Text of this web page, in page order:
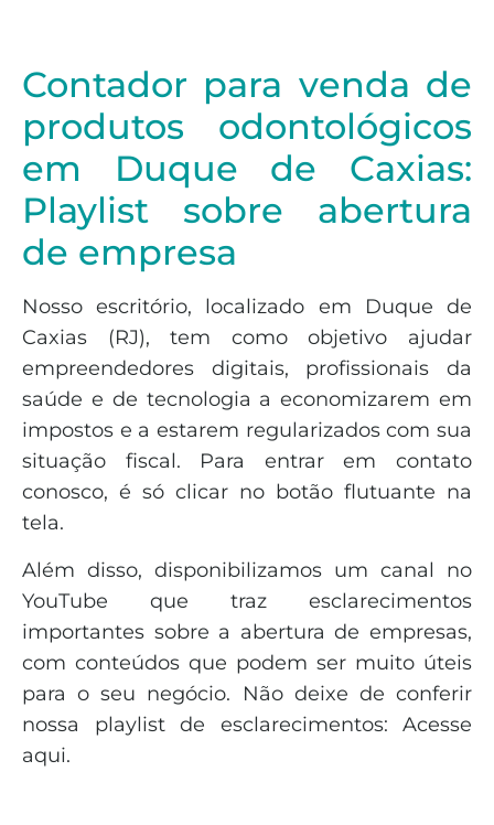
Contador para venda de
produtos odontológicos
em Duque de Caxias:
Playlist sobre abertura
de empresa
Nosso escritório, localizado em Duque de
Caxias (RJ), tem como objetivo ajudar
empreendedores digitais, profissionais da
saúde e de tecnologia a economizarem em
impostos e a estarem regularizados com sua
situação fiscal. Para entrar em contato
conosco, é só clicar no botão flutuante na
tela.
Além disso, disponibilizamos um canal no
YouTube que traz esclarecimentos
importantes sobre a abertura de empresas,
com conteúdos que podem ser muito úteis
para o seu negócio. Não deixe de conferir
nossa playlist de esclarecimentos: Acesse
aqui.